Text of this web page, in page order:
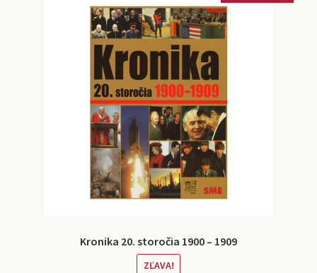
Kronika 20. storočia 1900 – 1909
ZĽAVA!